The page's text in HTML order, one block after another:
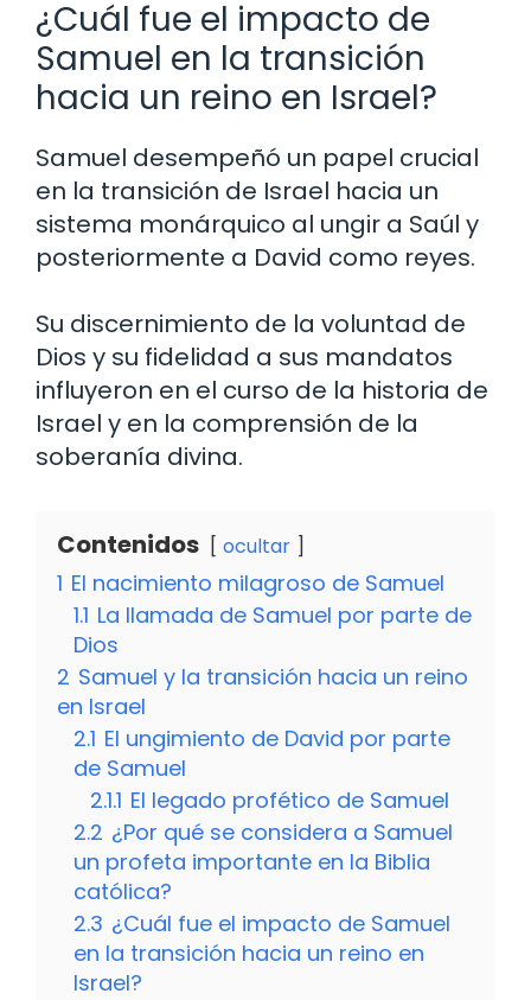
¿Cuál fue el impacto de
Samuel en la transición
hacia un reino en Israel?
Samuel desempeñó un papel crucial
en la transición de Israel hacia un
sistema monárquico al ungir a Saúl y
posteriormente a David como reyes.
Su discernimiento de la voluntad de
Dios y su fidelidad a sus mandatos
influyeron en el curso de la historia de
Israel y en la comprensión de la
soberanía divina.
Contenidos ocultar
1 El nacimiento milagroso de Samuel
1.1 La llamada de Samuel por parte de
Dios
2 Samuel y la transición hacia un reino
en Israel
2.1 El ungimiento de David por parte
de Samuel
2.1.1 El legado profético de Samuel
2.2 ¿Por qué se considera a Samuel
un profeta importante en la Biblia
católica?
2.3 ¿Cuál fue el impacto de Samuel
en la transición hacia un reino en
Israel?